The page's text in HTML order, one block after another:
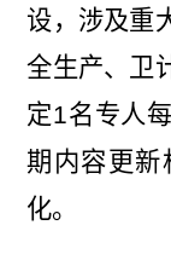
设，涉及重
全生产、卫
定1名专人
期内容更新
化。